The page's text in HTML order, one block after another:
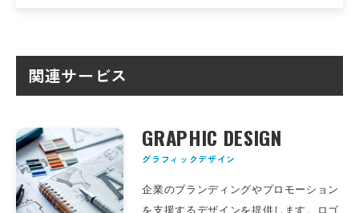
関連サービス
GRAPHIC DESIGN
グラフィックデザイン
企業のブランディングやプロモーション
を支援するデザインを提供します。ロゴ